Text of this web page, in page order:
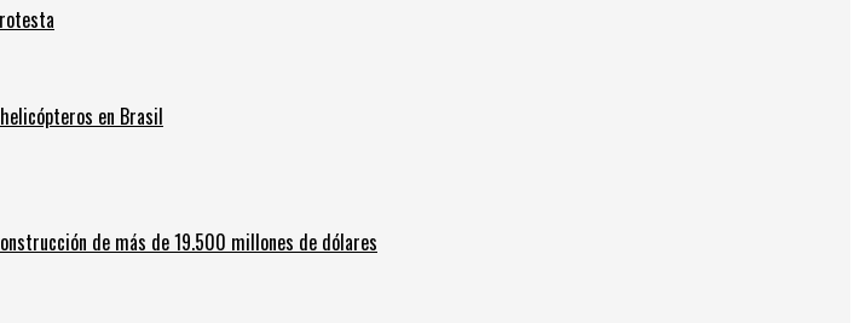
en Brasil
de más de 19.500 millones de dólares